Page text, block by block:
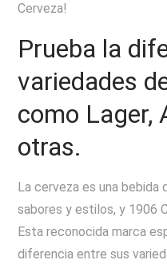
Cerveza!
Prueba la
variedades
como Lager,
otras.
La cerveza es una bebida
sabores y estilos, y 1906
Esta reconocida marca
diferencia entre sus